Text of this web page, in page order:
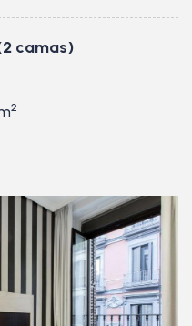
camas)
2